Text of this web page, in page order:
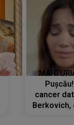
cancer
Berkovich,